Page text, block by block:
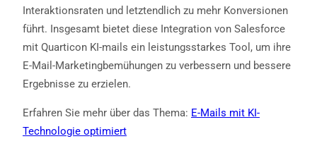
Interaktionsraten und letztendlich zu mehr Konversionen
führt. Insgesamt bietet diese Integration von Salesforce
mit Quarticon KI-mails ein leistungsstarkes Tool, um ihre
E-Mail-Marketingbemühungen zu verbessern und bessere
Ergebnisse zu erzielen.
Erfahren Sie mehr über das Thema: E-Mails mit KI-
Technologie optimiert